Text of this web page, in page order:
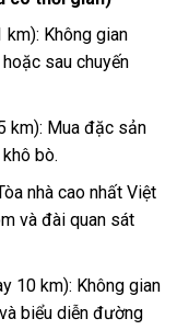
Không gian
sau chuyến
km): Mua đặc sản
bò.
nhà cao nhất Việt
và đài quan sát
10 km): Không gian
biểu diễn đường